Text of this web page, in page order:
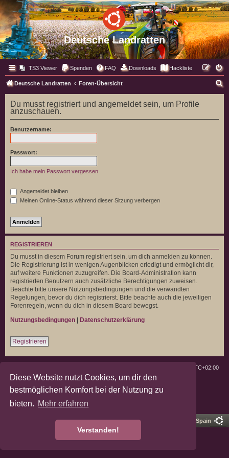
Diese Website nutzt Cookies, um dir den
bestmöglichen Komfort bei der Nutzung zu
bieten. Mehr erfahren
Verstanden!
Deutsche Landratten
TS3 Viewer Spenden FAQ Downloads Hackliste
Deutsche Landratten Foren-Übersicht
u
Du musst registriert und angemeldet sein, um Profile
anzuschauen.
Benutzername:
Passwort:
Ich habe mein Passwort vergessen
Angemeldet bleiben
Meinen Online-Status während dieser Sitzung verbergen
REGISTRIEREN
Du musst in diesem Forum registriert sein, um dich anmelden zu können.
Die Registrierung ist in wenigen Augenblicken erledigt und ermöglicht dir,
auf weitere Funktionen zuzugreifen. Die Board-Administration kann
registrierten Benutzern auch zusätzliche Berechtigungen zuweisen.
Beachte bitte unsere Nutzungsbedingungen und die verwandten
Regelungen, bevor du dich registrierst. Bitte beachte auch die jeweiligen
Forenregeln, wenn du dich in diesem Board bewegst.
Nutzungsbedingungen | Datenschutzerklärung
Registrieren
UTC+02:00
Powered by phpBB ® Forum Software © phpBB Limited
phpBB.de
Datenschutz
Pro Ubuntu Lucid Style Ported 3.3 by phpBB Spain